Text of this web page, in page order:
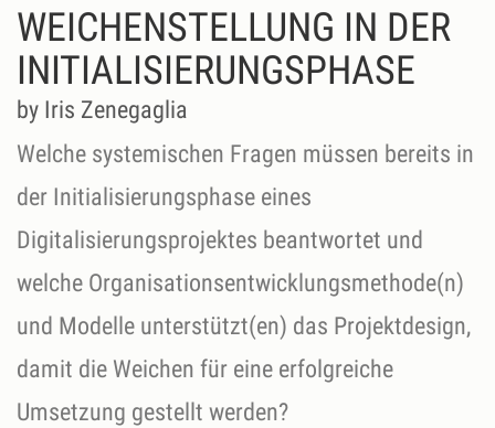
WEICHENSTELLUNG IN DER
INITIALISIERUNGSPHASE
by Iris Zenegaglia
Welche systemischen Fragen müssen bereits in
der Initialisierungsphase eines
Digitalisierungsprojektes beantwortet und
welche Organisationsentwicklungsmethode(n)
und Modelle unterstützt(en) das Projektdesign,
damit die Weichen für eine erfolgreiche
Umsetzung gestellt werden?